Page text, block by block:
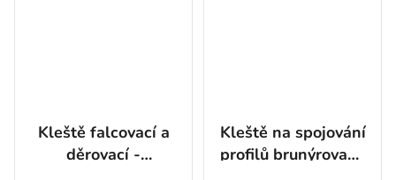
Kleště falcovací a
děrovací -
Kleště na spojování
profilů brunýrované